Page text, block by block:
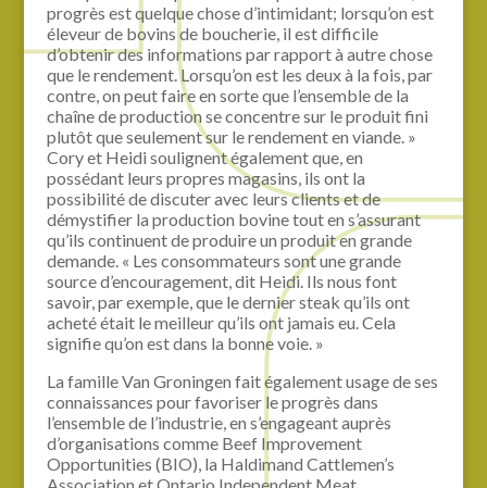
progrès est quelque chose d’intimidant; lorsqu’on est
éleveur de bovins de boucherie, il est difficile
d’obtenir des informations par rapport à autre chose
que le rendement. Lorsqu’on est les deux à la fois, par
contre, on peut faire en sorte que l’ensemble de la
chaîne de production se concentre sur le produit fini
plutôt que seulement sur le rendement en viande. »
Cory et Heidi soulignent également que, en
possédant leurs propres magasins, ils ont la
possibilité de discuter avec leurs clients et de
démystifier la production bovine tout en s’assurant
qu’ils continuent de produire un produit en grande
demande. « Les consommateurs sont une grande
source d’encouragement, dit Heidi. Ils nous font
savoir, par exemple, que le dernier steak qu’ils ont
acheté était le meilleur qu’ils ont jamais eu. Cela
signifie qu’on est dans la bonne voie. »
La famille Van Groningen fait également usage de ses
connaissances pour favoriser le progrès dans
l’ensemble de l’industrie, en s’engageant auprès
d’organisations comme Beef Improvement
Opportunities (BIO), la Haldimand Cattlemen’s